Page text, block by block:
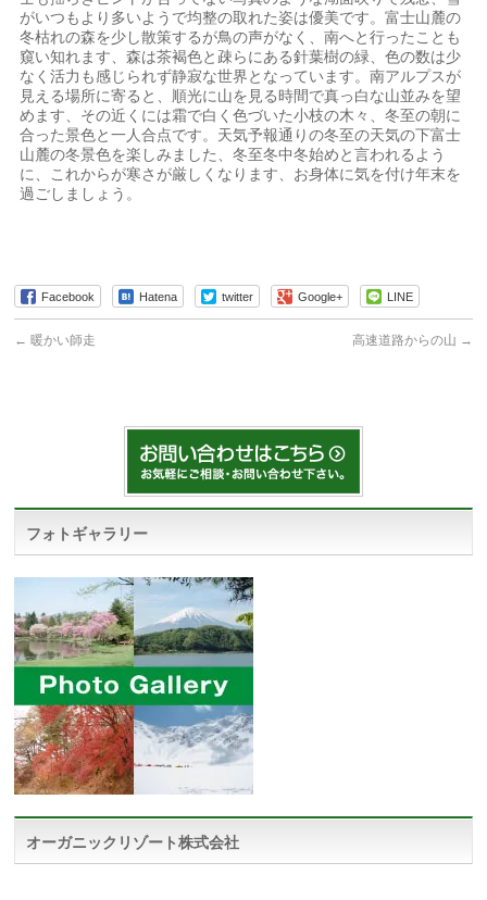
がいつもより多いようで均整の取れた姿は優美です。富士山麓の
冬枯れの森を少し散策するが鳥の声がなく、南へと行ったことも
窺い知れます、森は茶褐色と疎らにある針葉樹の緑、色の数は少
なく活力も感じられず静寂な世界となっています。南アルプスが
見える場所に寄ると、順光に山を見る時間で真っ白な山並みを望
めます、その近くには霜で白く色づいた小枝の木々、冬至の朝に
合った景色と一人合点です。天気予報通りの冬至の天気の下富士
山麓の冬景色を楽しみました、冬至冬中冬始めと言われるよう
に、これからが寒さが厳しくなります、お身体に気を付け年末を
過ごしましょう。
Facebook Hatena twitter Google+ LINE
← 暖かい師走 高速道路からの山 →
フォトギャラリー
オーガニックリゾート株式会社